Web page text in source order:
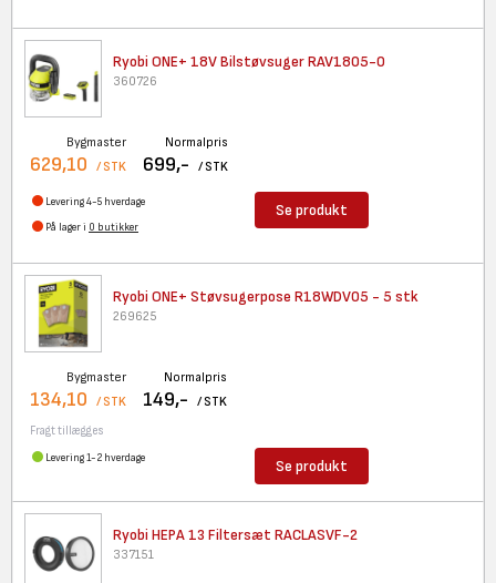
Ryobi ONE+ 18V BilstøvsugerRAV1805-0
360726
Bygmaster
629,10 / STK
Normalpris
699,- / STK
Levering 4-5 hverdage
På lager i 0 butikker
Se produkt
Ryobi ONE+ Støvsugerpose R18WDV05 - 5 stk
269625
Bygmaster
134,10 / STK
Normalpris
149,- / STK
Fragt tillægges
Levering 1-2 hverdage Se produkt
Ryobi HEPA 13 Filtersæt RACLASVF-2
337151